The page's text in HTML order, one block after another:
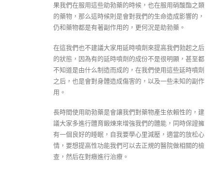
果我們在服用這些助勃藥的時候，也在服用硝酸酯之類
的藥物，那么這時候則是會對我們的生命造成影響的，
仍和藥物都是有著副作用的，更何況是助勃藥。
在這我們也不建議大家用延時噴劑來提高我們勃起之后
的狀態，因為有的延時噴劑的成份不是很明顯，甚至都
不知道是由什么制造而成的，在我們使用這些延時噴劑
之后，也是會對身體造成傷害的，以及一些未知的副作
用。
長時間使用助勃藥是會讓我們對藥物產生依賴性的，建
議大家多進行體育鍛煉來增強我們的體能，同時保證擁
有一個良好的睡眠，自我要學心里減壓，適當的放松心
情，要想提高性功能我們可以去正規的醫院做相關的檢
查，然后在對癥進行治療。